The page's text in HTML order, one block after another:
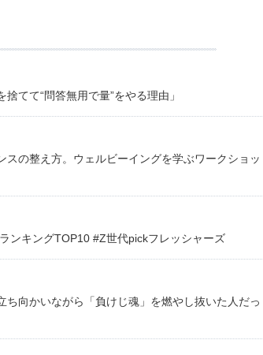
てて“問答無用で量”をやる理由」
の整え方。ウェルビーイングを学ぶワークショッ
ンキングTOP10 #Z世代pickフレッシャーズ
向かいながら「負けじ魂」を燃やし抜いた人だっ